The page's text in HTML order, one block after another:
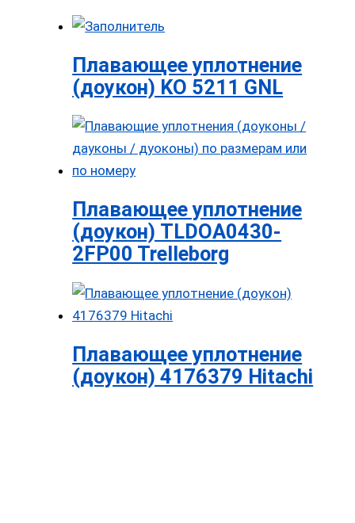
Плавающее уплотнение
(доукон) KO 5211 GNL
Плавающее уплотнение
(доукон) TLDOA0430-
2FP00 Trelleborg
Плавающее уплотнение
(доукон) 4176379 Hitachi